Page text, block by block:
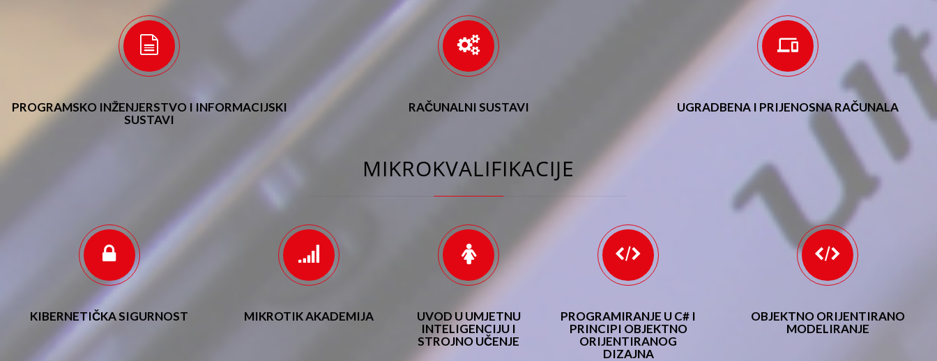
PROGRAMSKO INŽENJERSTVO I INFORMACIJSKI
SUSTAVI
RAČUNALNI SUSTAVI UGRADBENA I PRIJENOSNA RAČUNALA
MIKROKVALIFIKACIJE
KIBERNETIČKA SIGURNOST MIKROTIK AKADEMIJA
UVOD U UMJETNU
INTELIGENCIJU I
STROJNO UČENJE
PROGRAMIRANJE U C# I
PRINCIPI OBJEKTNO
ORIJENTIRANOG
DIZAJNA
OBJEKTNO ORIJENTIRANO
MODELIRANJE